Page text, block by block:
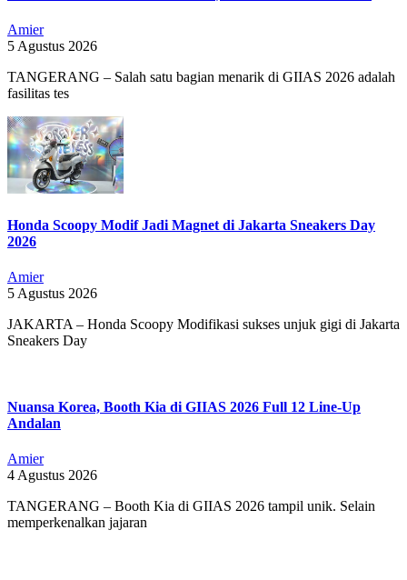
Amier
5 Agustus 2026
TANGERANG – Salah satu bagian menarik di GIIAS 2026 adalah
fasilitas tes
Honda Scoopy Modif Jadi Magnet di Jakarta Sneakers Day
2026
Amier
5 Agustus 2026
JAKARTA – Honda Scoopy Modifikasi sukses unjuk gigi di Jakarta
Sneakers Day
Nuansa Korea, Booth Kia di GIIAS 2026 Full 12 Line-Up
Andalan
Amier
4 Agustus 2026
TANGERANG – Booth Kia di GIIAS 2026 tampil unik. Selain
memperkenalkan jajaran